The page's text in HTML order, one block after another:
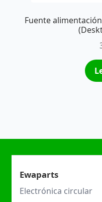
Fuente
Ewaparts
Electrónica circular